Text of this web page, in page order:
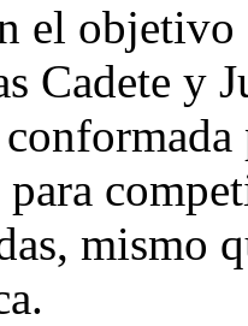
el objetivo
Cadete y
mismo